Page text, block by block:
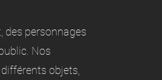
des personnages
Nos
objets,